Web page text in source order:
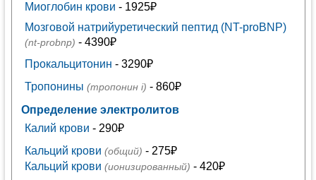
Миоглобин крови - 1925₽
Мозговой натрийуретический пептид (NT-proBNP)
(nt-probnp) - 4390₽
Прокальцитонин - 3290₽
Тропонины (тропонин i) - 860₽
Определение электролитов
Калий крови - 290₽
Кальций крови (общий) - 275₽
Кальций крови (ионизированный) - 420₽